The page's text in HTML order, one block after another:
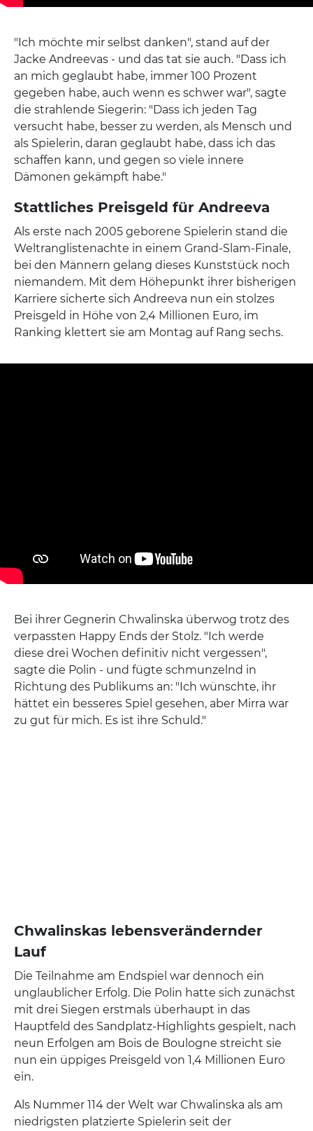
"Ich möchte mir selbst danken", stand auf der
Jacke Andreevas - und das tat sie auch. "Dass ich
an mich geglaubt habe, immer 100 Prozent
gegeben habe, auch wenn es schwer war", sagte
die strahlende Siegerin: "Dass ich jeden Tag
versucht habe, besser zu werden, als Mensch und
als Spielerin, daran geglaubt habe, dass ich das
schaffen kann, und gegen so viele innere
Dämonen gekämpft habe."
Stattliches Preisgeld für Andreeva
Als erste nach 2005 geborene Spielerin stand die
Weltranglistenachte in einem Grand-Slam-Finale,
bei den Männern gelang dieses Kunststück noch
niemandem. Mit dem Höhepunkt ihrer bisherigen
Karriere sicherte sich Andreeva nun ein stolzes
Preisgeld in Höhe von 2,4 Millionen Euro, im
Ranking klettert sie am Montag auf Rang sechs.
Bei ihrer Gegnerin Chwalinska überwog trotz des
verpassten Happy Ends der Stolz. "Ich werde
diese drei Wochen definitiv nicht vergessen",
sagte die Polin - und fügte schmunzelnd in
Richtung des Publikums an: "Ich wünschte, ihr
hättet ein besseres Spiel gesehen, aber Mirra war
zu gut für mich. Es ist ihre Schuld."
Chwalinskas lebensverändernder
Lauf
Die Teilnahme am Endspiel war dennoch ein
unglaublicher Erfolg. Die Polin hatte sich zunächst
mit drei Siegen erstmals überhaupt in das
Hauptfeld des Sandplatz-Highlights gespielt, nach
neun Erfolgen am Bois de Boulogne streicht sie
nun ein üppiges Preisgeld von 1,4 Millionen Euro
ein.
Als Nummer 114 der Welt war Chwalinska als am
niedrigsten platzierte Spielerin seit der